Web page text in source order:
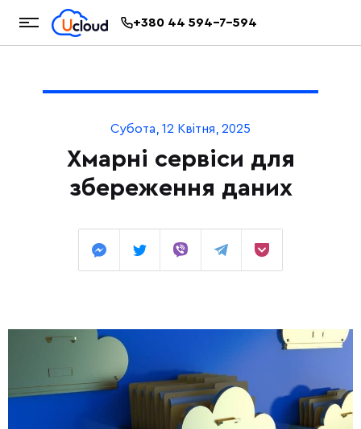
+380 44 594-7-594
Субота, 12 Квітня, 2025
Хмарні сервіси для
збереження даних